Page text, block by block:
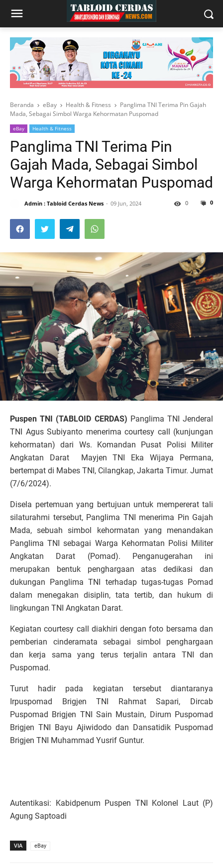
Beranda eBay Health & Fitness
Panglima TNI Terima Pin Gajah
Mada, Sebagai Simbol Warga Kehormatan Puspomad
eBay Health & Fitness
Panglima TNI Terima Pin
Gajah Mada, Sebagai Simbol
Warga Kehormatan Puspomad
Admin : Tabloid Cerdas News 09 Jun, 2024 0
0
Puspen TNI (TABLOID CERDAS) Panglima TNI Jenderal
TNI Agus Subiyanto menerima courtesy call (kunjungan
kehormatan) dari Ws. Komandan Pusat Polisi Militer
Angkatan Darat Mayjen TNI Eka Wijaya Permana,
bertempat di Mabes TNI, Cilangkap, Jakarta Timur. Jumat
(7/6/2024).
Disela pertemuan yang bertujuan untuk mempererat tali
silaturahmi tersebut, Panglima TNI menerima Pin Gajah
Mada, sebuah simbol kehormatan yang menandakan
Panglima TNI sebagai Warga Kehormatan Polisi Militer
Angkatan Darat (Pomad). Penganugerahan ini
merupakan bentuk penghargaan atas dedikasi dan
dukungan Panglima TNI terhadap tugas-tugas Pomad
dalam menegakan disiplin, tata tertib, dan hukum di
lingkungan TNI Angkatan Darat.
Kegiatan courtesy call diakhiri dengan foto bersama dan
pemberian cinderamata sebagai simbol penghargaan
dan kerja sama yang terus terjalin antara TNI dan
Puspomad.
Turut hadir pada kegiatan tersebut diantaranya
Irpuspomad Brigjen TNI Rahmat Sapari, Dircab
Puspomad Brigjen TNI Sain Mustain, Dirum Puspomad
Brigjen TNI Bayu Ajiwidodo dan Dansatidik Puspomad
Brigjen TNI Muhammad Yusrif Guntur.
Autentikasi: Kabidpenum Puspen TNI Kolonel Laut (P)
Agung Saptoadi
VIA eBay